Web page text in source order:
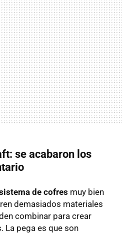
se acabaron los
de cofres muy bien
demasiados materiales
combinar para crear
La pega es que son